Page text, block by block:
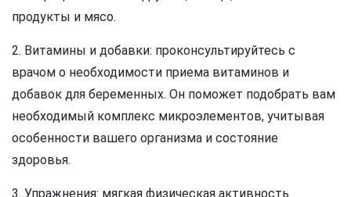
продукты и мясо.
2. Витамины и добавки: проконсультируйтесь с
врачом о необходимости приема витаминов и
добавок для беременных. Он поможет подобрать вам
необходимый комплекс микроэлементов, учитывая
особенности вашего организма и состояние
здоровья.
3. Упражнения: мягкая физическая активность